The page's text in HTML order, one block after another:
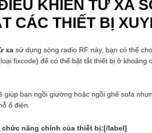
KHIỂN TỪ XA
CÁC THIẾT BỊ
xa sử dụng sóng radio RF này, bạn có thể
fixcode) để có thể bật tắt thiết bị ở khoảng
giúp bạn ngồi giường hoặc ngồi ghế sofa
ổ điện.
chức năng chính của thiết bị:[/label]